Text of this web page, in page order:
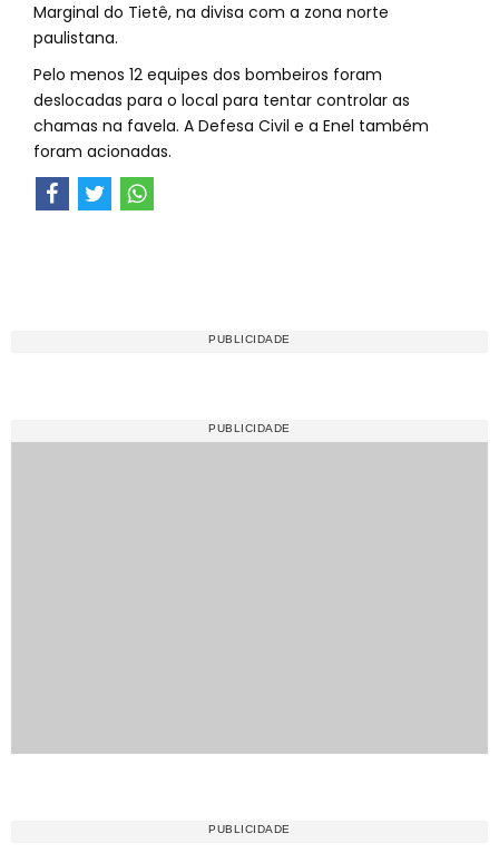
Marginal do Tietê, na divisa com a zona norte
paulistana.
Pelo menos 12 equipes dos bombeiros foram
deslocadas para o local para tentar controlar as
chamas na favela. A Defesa Civil e a Enel também
foram acionadas.